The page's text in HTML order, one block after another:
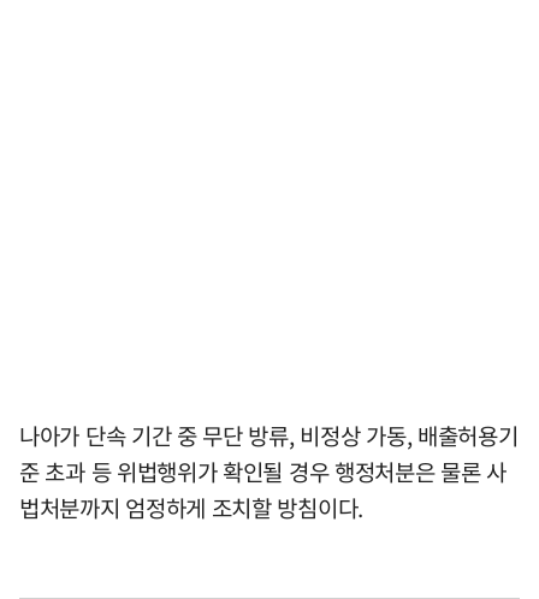
나아가 단속 기간 중 무단 방류, 비정상 가동, 배출허용기
준 초과 등 위법행위가 확인될 경우 행정처분은 물론 사
법처분까지 엄정하게 조치할 방침이다.